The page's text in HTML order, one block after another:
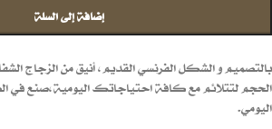
إضافة إلى السلة
بالتصميم و الشكل الفرنسي القديم، أنيق من الزجاج
الحجم لتتلائم مع كافة احتياجاتك اليومية،صنع في
اليومي.